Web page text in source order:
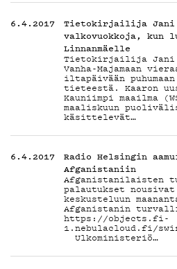
6.4.2017
Tietokirjailija Jani
valkovuokkoja, kun
Linnanmäelle
Tietokirjailija Jani
Vanha-Majamaan
iltapäivään
tieteestä. Kaaron
Kauniimpi maailma
maaliskuun
käsittelevät…
6.4.2017
Radio Helsingin
Afganistaniin
Afganistanilaisten
palautukset
keskusteluun
Afganistanin
https://objects.fi-
1.nebulacloud.fi/
Ulkoministeriö…